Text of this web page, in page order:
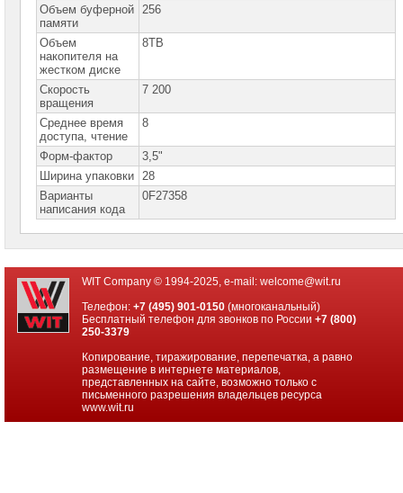
Серверные
корпуса
Серверные
процессоры
Серверная
память
Серверные
жесткие
диски
Серверные
жесткие
Серверные
жесткие
диски
SATA
2"5
Серверные
жесткие
Объем буферной
памяти
256
Объем
накопителя на
жестком диске
8TB
Скорость
вращения
7 200
Среднее время
доступа, чтение
8
Форм-фактор
3,5"
Ширина упаковки
28
Варианты
написания кода
0F27358
WIT Company © 1994-2025, e-mail: welcome@wit.ru
Телефон:+7 (495) 901-0150 (многоканальный)
Бесплатный телефон для звонков по России+7 (800)
250-3379
Копирование, тиражирование, перепечатка, а равно
размещение в интернете материалов,
представленных на сайте, возможно только с
письменного разрешения владельцев ресурса
www.wit.ru